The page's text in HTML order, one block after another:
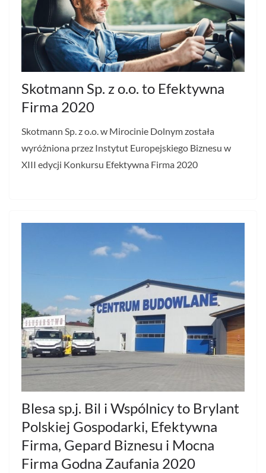
Skotmann Sp. z o.o. to Efektywna
Firma 2020
Skotmann Sp. z o.o. w Mirocinie Dolnym została
wyróżniona przez Instytut Europejskiego Biznesu w
XIII edycji Konkursu Efektywna Firma 2020
Blesa sp.j. Bil i Wspólnicy to Brylant
Polskiej Gospodarki, Efektywna
Firma, Gepard Biznesu i Mocna
Firma Godna Zaufania 2020